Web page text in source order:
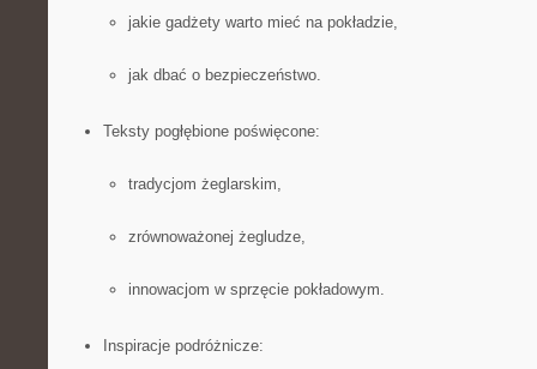
jakie gadżety warto mieć na pokładzie,
jak dbać o bezpieczeństwo.
Teksty pogłębione poświęcone:
tradycjom żeglarskim,
zrównoważonej żegludze,
innowacjom w sprzęcie pokładowym.
Inspiracje podróżnicze: